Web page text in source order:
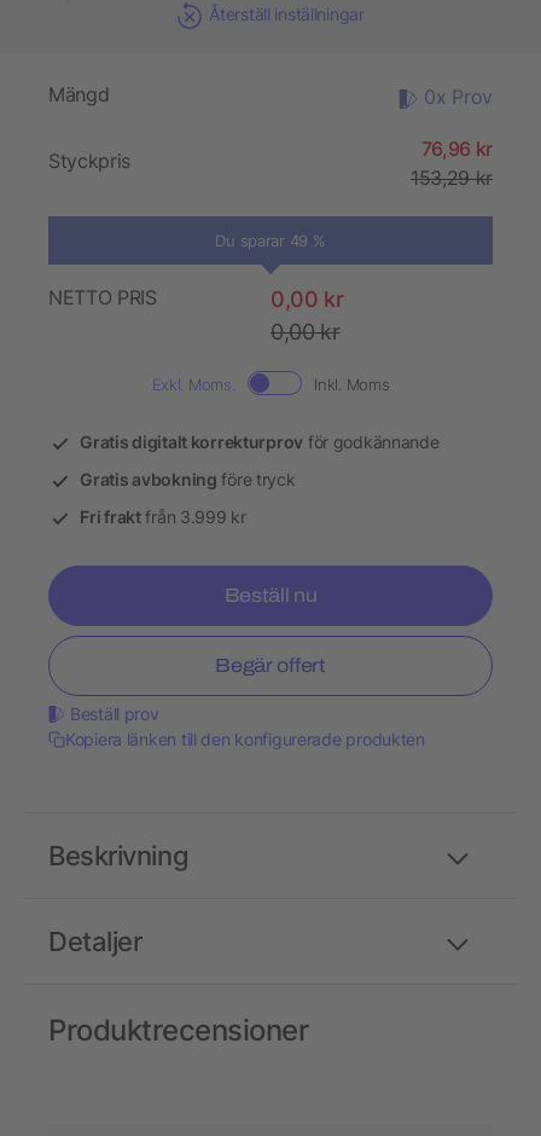
Återställ inställningar
Mängd 0x Prov
Styckpris
76,96 kr
153,29 kr
Du sparar 49 %
NETTO PRIS
0,00 kr
0,00 kr
Exkl. Moms. Inkl. Moms
Gratis digitalt korrekturprov för godkännande
Gratis avbokning före tryck
Fri fraktfrån 3.999 kr
Beställ nu
Begär offert
Beställ prov
Kopiera länken till den konfigurerade produkten
Detaljer
Beskrivning
Produktrecensioner